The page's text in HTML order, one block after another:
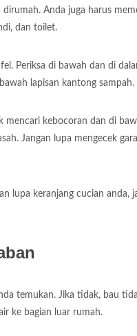
Anda juga harus
dan toilet.
Periksa di bawah dan di
lapisan kantong sampah.
kebocoran dan di
Jangan lupa mengecek
lupa keranjang cucian
temukan. Jika tidak, bau
ke bagian luar rumah.